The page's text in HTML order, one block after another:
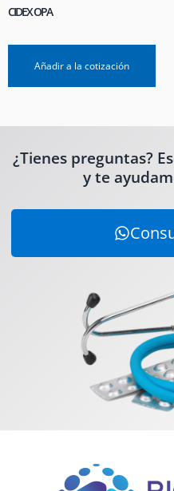
CIDEX OPA
Añadir a la cotización
¿Tienes preguntas?
y te